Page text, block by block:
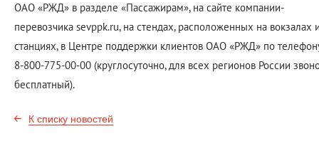
ОАО «РЖД» в разделе «Пассажирам», на сайте компании-
перевозчика sevppk.ru, на стендах, расположенных на вокзалах
станциях, в Центре поддержки клиентов ОАО «РЖД» по
8-800-775-00-00 (круглосуточно, для всех регионов России
бесплатный).
К списку новостей